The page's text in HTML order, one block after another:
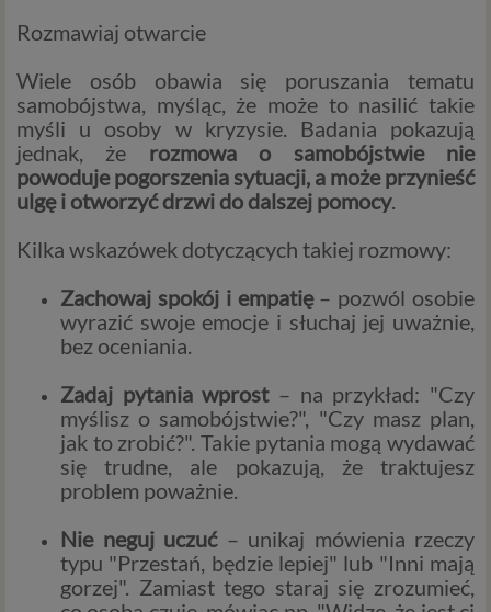
Rozmawiaj otwarcie
Wiele osób obawia się poruszania tematu
samobójstwa, myśląc, że może to nasilić takie
myśli u osoby w kryzysie. Badania pokazują
jednak, że rozmowa o samobójstwie nie
powoduje pogorszenia sytuacji, a może przynieść
ulgę i otworzyć drzwi do dalszej pomocy.
Kilka wskazówek dotyczących takiej rozmowy:
Zachowaj spokój i empatię– pozwól osobie
wyrazić swoje emocje i słuchaj jej uważnie,
bez oceniania.
Zadaj pytania wprost– na przykład: "Czy
myślisz o samobójstwie?", "Czy masz plan,
jak to zrobić?". Takie pytania mogą wydawać
się trudne, ale pokazują, że traktujesz
problem poważnie.
Nie neguj uczuć– unikaj mówienia rzeczy
typu "Przestań, będzie lepiej" lub "Inni mają
gorzej". Zamiast tego staraj się zrozumieć,